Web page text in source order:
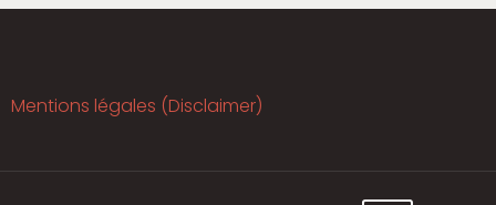
Mentions légales (Disclaimer)